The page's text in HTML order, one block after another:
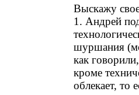
Выскажу
1. Андрей
шуршания
как
кроме
облекает, то